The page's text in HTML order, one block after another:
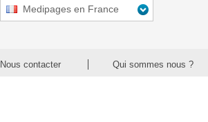
Medipages en France
Nous contacter Qui sommes nous ?